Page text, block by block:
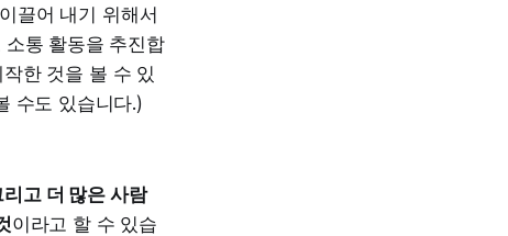
끌어 내기 위해서
통 활동을 추진합
한 것을 볼 수 있
수도 있습니다.)
고 더 많은 사람
이라고 할 수 있습